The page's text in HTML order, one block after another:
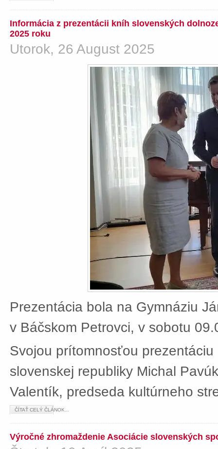
Informácia z prezentácii kníh slovenských
2025 roku
Utorok, 26 August 2025
Prezentácia bola na Gymnáziu
v Báčskom Petrovci, v sobotu
Svojou prítomnosťou
slovenskej republiky Michal
Valentík, predseda kultúrneho
ČÍTAŤ CELÝ ČLÁNOK...
Výročné zhromaždenie Asociácie slovenských